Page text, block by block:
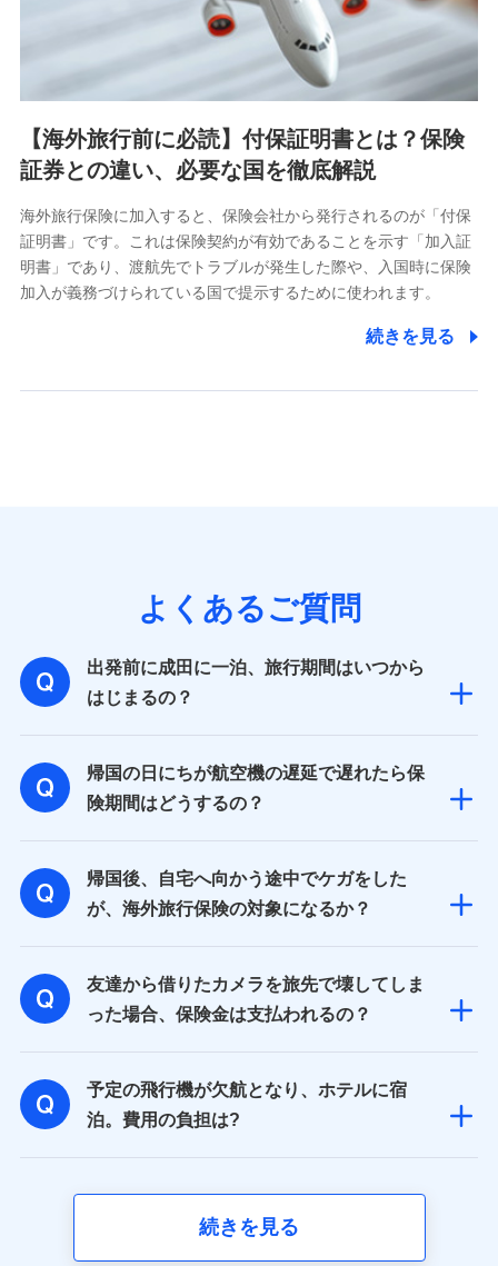
【海外旅行前に必読】付保証明書とは？保険
証券との違い、必要な国を徹底解説
海外旅行保険に加入すると、保険会社から発行されるのが「付保
証明書」です。これは保険契約が有効であることを示す「加入証
明書」であり、渡航先でトラブルが発生した際や、入国時に保険
加入が義務づけられている国で提示するために使われます。
続きを見る
よくあるご質問
出発前に成田に一泊、旅行期間はいつから
はじまるの？
帰国の日にちが航空機の遅延で遅れたら保
険期間はどうするの？
帰国後、自宅へ向かう途中でケガをした
が、海外旅行保険の対象になるか？
友達から借りたカメラを旅先で壊してしま
った場合、保険金は支払われるの？
予定の飛行機が欠航となり、ホテルに宿
泊。費用の負担は?
続きを見る